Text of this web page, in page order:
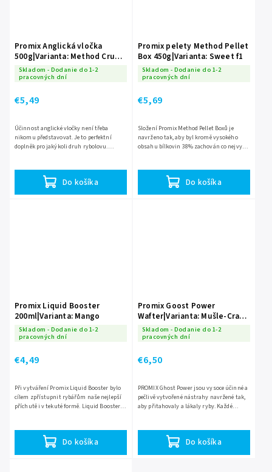
Promix Anglická vločka
500g|Varianta: Method Crumb
Green
Skladom - Dodanie do 1-2
pracovných dní
€5,49
Do košíka
Účinnost anglické vločky není třeba
nikomu představovat. Je to perfektní
doplněk pro jakýkoli druh rybolovu.
Promix pelety Method Pellet
Box 450g|Varianta: Sweet f1
Skladom - Dodanie do 1-2
pracovných dní
€5,69
Do košíka
Složení Promix Method Pellet Boxů je
navrženo tak, aby byl kromě vysokého
obsahu bílkovin 38% zachován co nejvyšší
Promix Liquid Booster
200ml|Varianta: Mango
Skladom - Dodanie do 1-2
pracovných dní
€4,49
Do košíka
Při vytváření Promix Liquid Booster bylo
cílem zpřístupnit rybářům naše nejlepší
příchutě i v tekuté formě. Liquid Booster je
Promix Goost Power
Wafter|Varianta: Mušle-Crab
8mm
Skladom - Dodanie do 1-2
pracovných dní
€6,50
Do košíka
PROMIX Ghost Power jsou vysoce účinné a
pečlivě vytvořené nástrahy navržené tak,
aby přitahovaly a lákaly ryby. Každé